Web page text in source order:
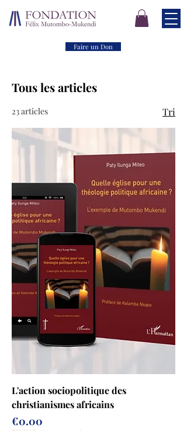
Faire un Don
Tous les articles
23 articles Tri
L'action sociopolitique des
christianismes africains
Prix
€0.00